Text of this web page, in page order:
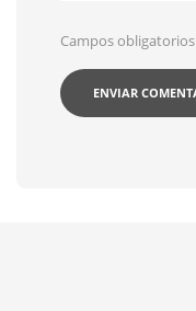
Campos obligatorios